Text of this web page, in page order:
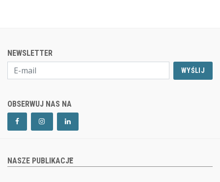
NEWSLETTER
WYŚLIJ
OBSERWUJ NAS NA
NASZE PUBLIKACJE